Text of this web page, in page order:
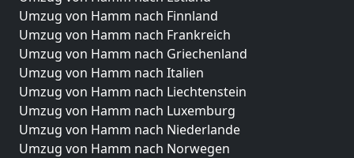
Umzug von Hamm nach Finnland
Umzug von Hamm nach Frankreich
Umzug von Hamm nach Griechenland
Umzug von Hamm nach Italien
Umzug von Hamm nach Liechtenstein
Umzug von Hamm nach Luxemburg
Umzug von Hamm nach Niederlande
Umzug von Hamm nach Norwegen